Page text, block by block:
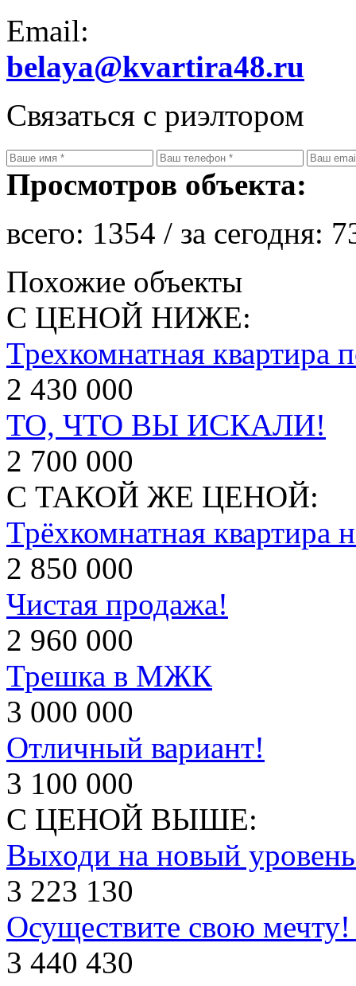
Email:
belaya@kvartira48.ru
Связаться с риэлтором
Просмотров объекта:
всего: 1354 / за сегодня:
Похожие объекты
С ЦЕНОЙ НИЖЕ:
Трехкомнатная квартира
2 430 000
ТО, ЧТО ВЫ ИСКАЛИ!
2 700 000
С ТАКОЙ ЖЕ ЦЕНОЙ:
Трёхкомнатная квартира
2 850 000
Чистая продажа!
2 960 000
Трешка в МЖК
3 000 000
Отличный вариант!
3 100 000
С ЦЕНОЙ ВЫШЕ:
Выходи на новый
3 223 130
Осуществите свою
3 440 430